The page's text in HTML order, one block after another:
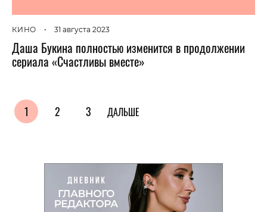
КИНО • 31 августа 2023
Даша Букина полностью изменится в продолжении
сериала «Счастливы вместе»
1 2 3 ДАЛЬШЕ